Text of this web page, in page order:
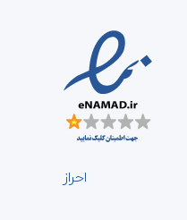
احراز